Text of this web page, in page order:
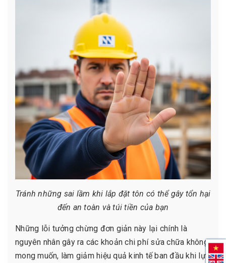
Tránh những sai lầm khi lắp đặt tôn có thể gây tổn hại
đến an toàn và túi tiền của bạn
Những lỗi tưởng chừng đơn giản này lại chính là
nguyên nhân gây ra các khoản chi phí sửa chữa không
mong muốn, làm giảm hiệu quả kinh tế ban đầu khi lựa